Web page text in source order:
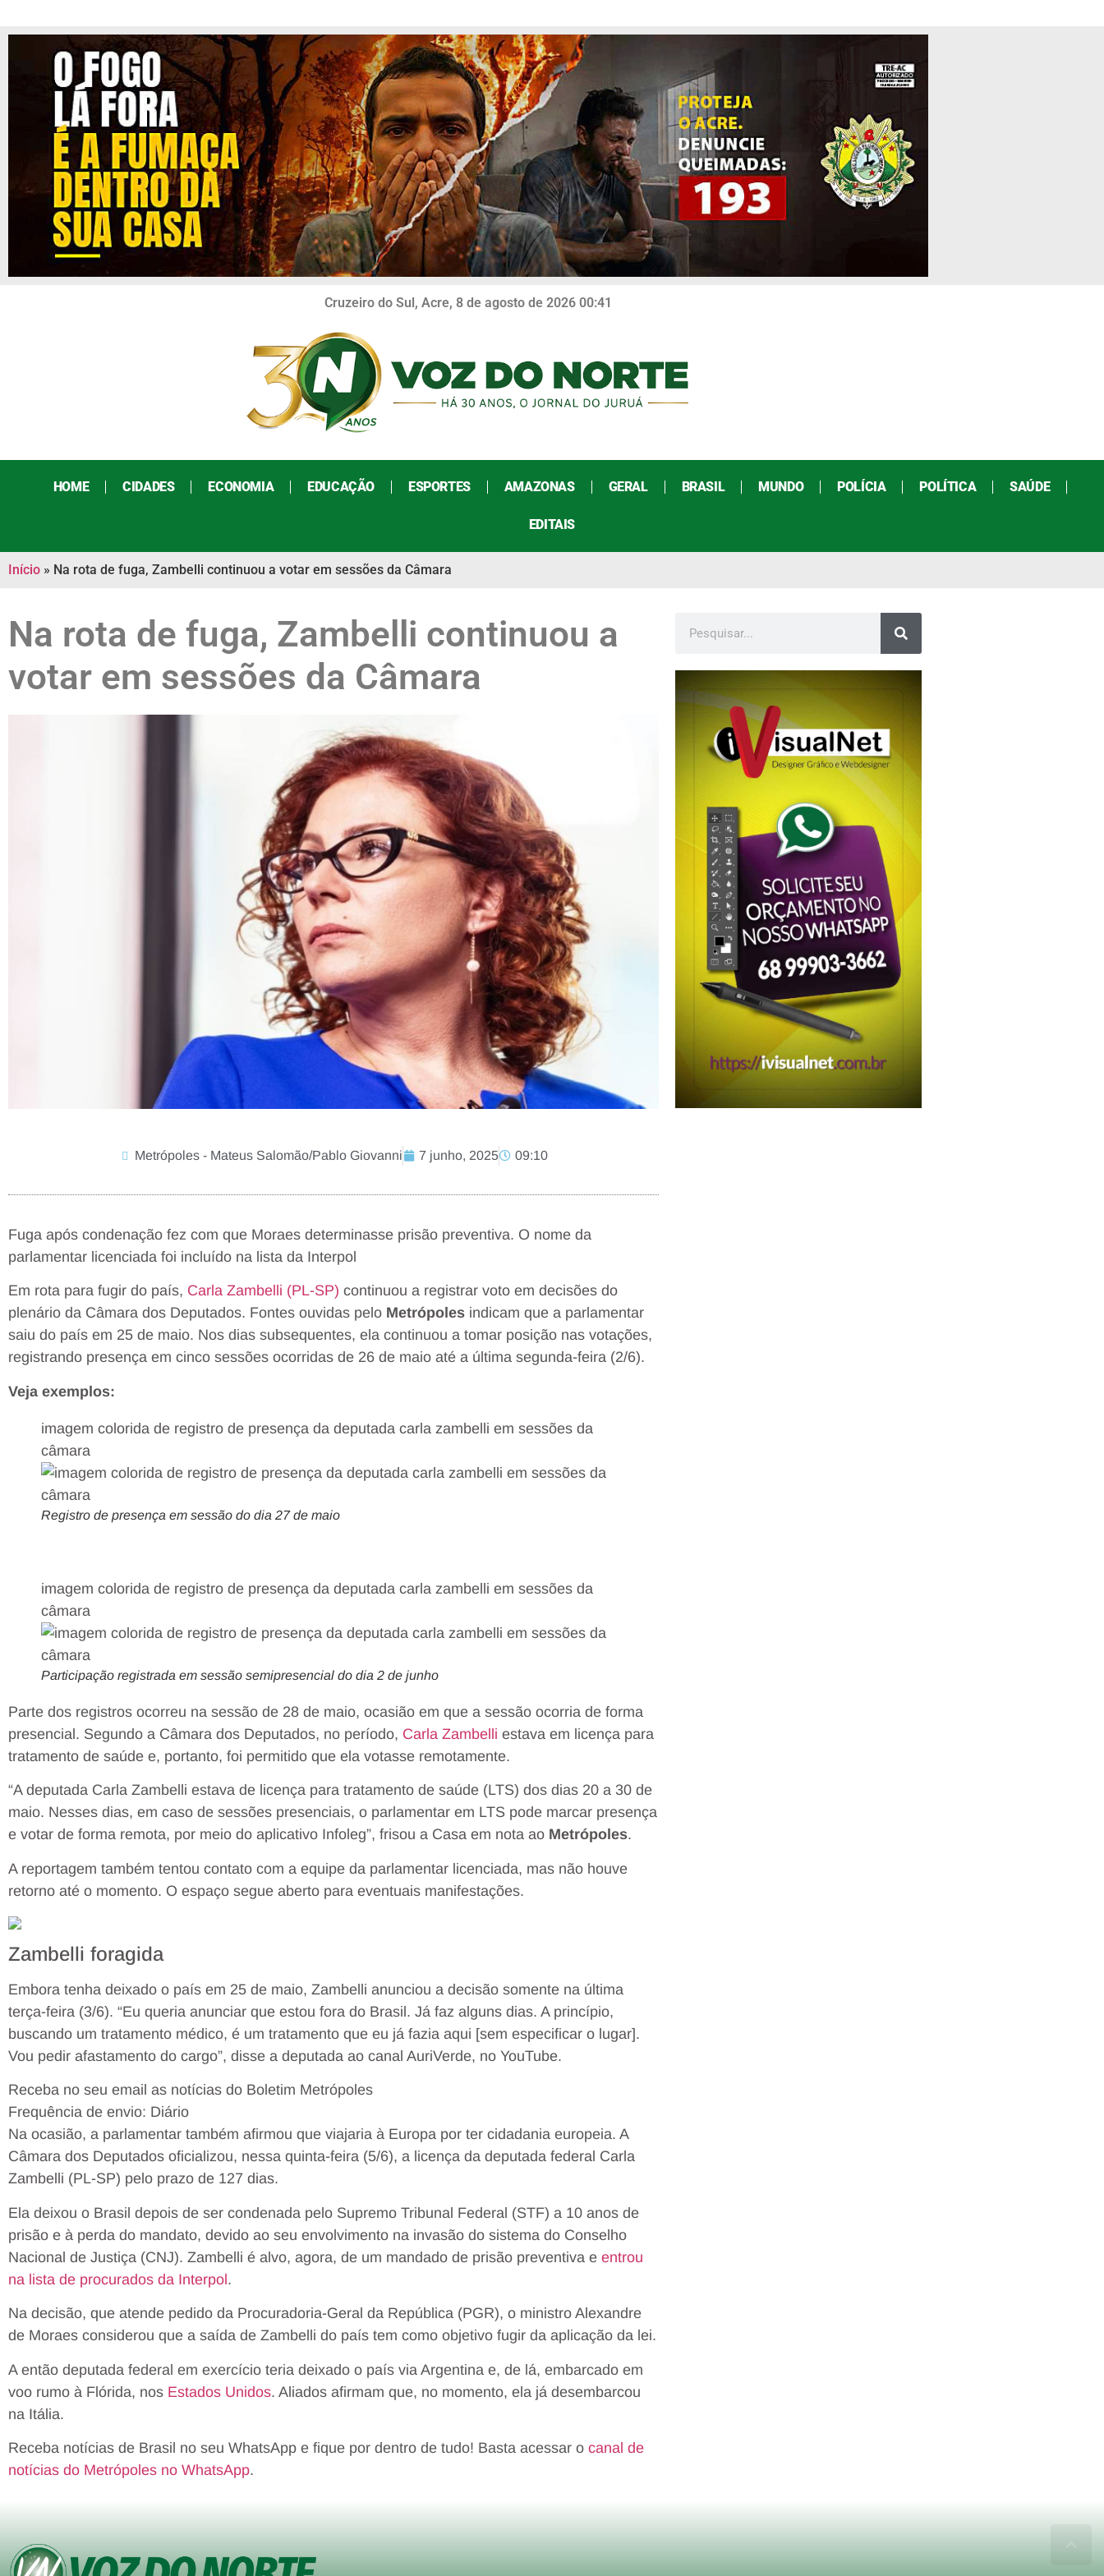
Cruzeiro do Sul, Acre, 8 de agosto de 2026 00:41
HOME CIDADES ECONOMIA EDUCAÇÃO ESPORTES AMAZONAS GERAL BRASIL MUNDO POLÍCIA POLÍTICA SAÚDE
EDITAIS
Início » Na rota de fuga, Zambelli continuou a votar em sessões da Câmara
Na rota de fuga, Zambelli continuou a
votar em sessões da Câmara
Metrópoles - Mateus Salomão/Pablo Giovanni 7 junho, 2025 09:10
Fuga após condenação fez com que Moraes determinasse prisão preventiva. O nome da
parlamentar licenciada foi incluído na lista da Interpol
Em rota para fugir do país, Carla Zambelli (PL-SP) continuou a registrar voto em decisões do
plenário da Câmara dos Deputados. Fontes ouvidas pelo Metrópoles indicam que a parlamentar
saiu do país em 25 de maio. Nos dias subsequentes, ela continuou a tomar posição nas votações,
registrando presença em cinco sessões ocorridas de 26 de maio até a última segunda-feira (2/6).
Veja exemplos:
imagem colorida de registro de presença da deputada carla zambelli em sessões da
câmara
Registro de presença em sessão do dia 27 de maio
imagem colorida de registro de presença da deputada carla zambelli em sessões da
câmara
Participação registrada em sessão semipresencial do dia 2 de junho
Parte dos registros ocorreu na sessão de 28 de maio, ocasião em que a sessão ocorria de forma
presencial. Segundo a Câmara dos Deputados, no período, Carla Zambelli estava em licença para
tratamento de saúde e, portanto, foi permitido que ela votasse remotamente.
“A deputada Carla Zambelli estava de licença para tratamento de saúde (LTS) dos dias 20 a 30 de
maio. Nesses dias, em caso de sessões presenciais, o parlamentar em LTS pode marcar presença
e votar de forma remota, por meio do aplicativo Infoleg”, frisou a Casa em nota ao Metrópoles.
A reportagem também tentou contato com a equipe da parlamentar licenciada, mas não houve
retorno até o momento. O espaço segue aberto para eventuais manifestações.
Zambelli foragida
Embora tenha deixado o país em 25 de maio, Zambelli anunciou a decisão somente na última
terça-feira (3/6). “Eu queria anunciar que estou fora do Brasil. Já faz alguns dias. A princípio,
buscando um tratamento médico, é um tratamento que eu já fazia aqui [sem especificar o lugar].
Vou pedir afastamento do cargo”, disse a deputada ao canal AuriVerde, no YouTube.
Receba no seu email as notícias do Boletim Metrópoles
Frequência de envio: Diário
Na ocasião, a parlamentar também afirmou que viajaria à Europa por ter cidadania europeia. A
Câmara dos Deputados oficializou, nessa quinta-feira (5/6), a licença da deputada federal Carla
Zambelli (PL-SP) pelo prazo de 127 dias.
Ela deixou o Brasil depois de ser condenada pelo Supremo Tribunal Federal (STF) a 10 anos de
prisão e à perda do mandato, devido ao seu envolvimento na invasão do sistema do Conselho
Nacional de Justiça (CNJ). Zambelli é alvo, agora, de um mandado de prisão preventiva e entrou
na lista de procurados da Interpol.
Na decisão, que atende pedido da Procuradoria-Geral da República (PGR), o ministro Alexandre
de Moraes considerou que a saída de Zambelli do país tem como objetivo fugir da aplicação da lei.
A então deputada federal em exercício teria deixado o país via Argentina e, de lá, embarcado em
voo rumo à Flórida, nos Estados Unidos. Aliados afirmam que, no momento, ela já desembarcou
na Itália.
Receba notícias de Brasil no seu WhatsApp e fique por dentro de tudo! Basta acessar o canal de
notícias do Metrópoles no WhatsApp.